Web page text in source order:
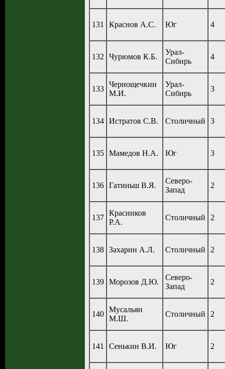
131 Краснов А.С. Юг 4
132 Чурюмов К.Б.
Урал-
Сибирь
4
133
Чернощечкин
М.И.
Урал-
Сибирь
3
134 Истратов С.В. Столичный 3
135 Мамедов Н.А. Юг 3
136 Гатиньш В.Я.
Северо-
Запад
2
137
Красников
Р.А.
Столичный 2
138 Захарин А.Л. Столичный 2
139 Морозов Д.Ю.
Северо-
Запад
2
140
Мусальян
М.Ш.
Столичный 2
141 Сенькин В.И. Юг 2